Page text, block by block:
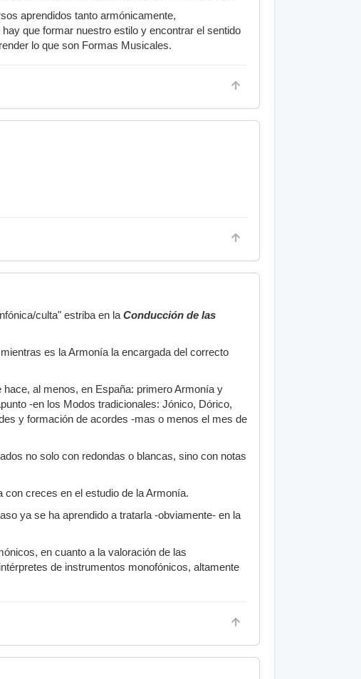
aprendidos tanto armónicamente,
que formar nuestro estilo y encontrar el sentido
lo que son Formas Musicales.
culta" estriba en la Conducción de las
es la Armonía la encargada del correcto
al menos, en España: primero Armonía y
-en los Modos tradicionales: Jónico, Dórico,
y formación de acordes -mas o menos el mes de
no solo con redondas o blancas, sino con notas
creces en el estudio de la Armonía.
ya se ha aprendido a tratarla -obviamente- en la
en cuanto a la valoración de las
de instrumentos monofónicos, altamente